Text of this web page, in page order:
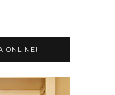
ONLINE!